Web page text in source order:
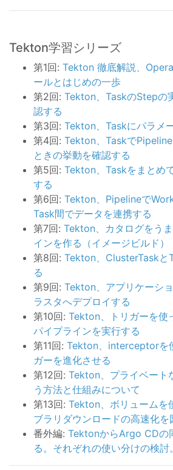
Tekton学習シリーズ
第1回: Tekton 徹底解説、
ールとはじめの一歩
第2回: Tekton、TaskのStepの
認する
第3回: Tekton、Taskにパラメ
第4回: Tekton、Taskで
ときの挙動を確認する
第5回: Tekton、Taskをまとめ
する
第6回: Tekton、Pipelineで
Task間でデータを連携する
第7回: Tekton、カタログをう
インを作る（イメージビルド）
第8回: Tekton、ClusterTaskと
る
第9回: Tekton、アプリケーシ
ラスタへデプロイする
第10回: Tekton、トリガーを使
パイプラインを実行する
第11回: Tekton、interceptorを
ガーを進化させる
第12回: Tekton、プライベート
う方法と仕組みについて
第13回: Tekton、ボリュームを
ブラリダウンロードの高速化を
番外編: TektonからArgo CDの
る。それぞれの使い分けの検討。